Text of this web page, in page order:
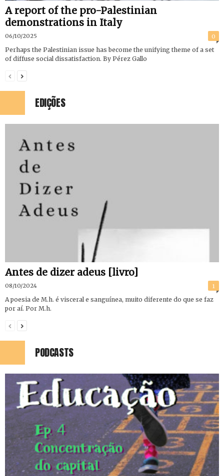
A report of the pro-Palestinian
demonstrations in Italy
06/10/2025 0
Perhaps the Palestinian issue has become the unifying theme of a set
of diffuse social dissatisfaction. By Pérez Gallo
EDIÇÕES
Antes de dizer adeus [livro]
08/10/2024 1
A poesia de M.h. é visceral e sanguínea, muito diferente do que se faz
por aí. Por M.h.
PODCASTS